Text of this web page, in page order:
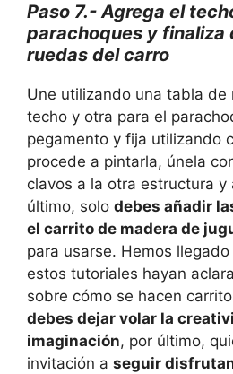
Paso 7.- Agrega el
parachoques y finaliza
ruedas del carro
Une utilizando una tabla de
techo y otra para el
pegamento y fija utilizando
procede a pintarla, únela
clavos a la otra estructura
último, solo debes añadir
el carrito de madera de
para usarse. Hemos
estos tutoriales hayan
sobre cómo se hacen
debes dejar volar la
imaginación, por último,
invitación a seguir